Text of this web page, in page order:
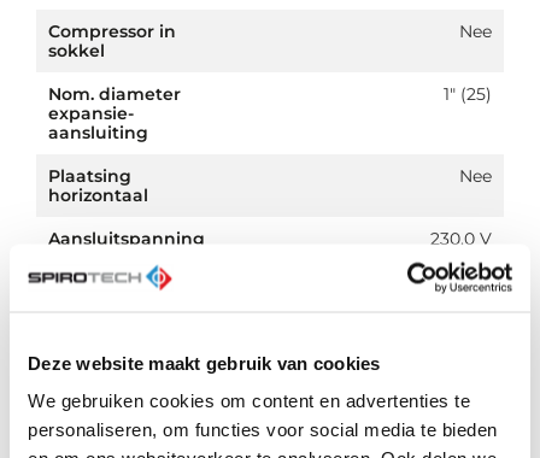
Deze website maakt gebruik van cookies
We gebruiken cookies om content en advertenties te
personaliseren, om functies voor social media te bieden
Compressor in
sokkel
Nee
Nom. diameter
expansie-
aansluiting
1" (25)
Plaatsing
horizontaal
Nee
Aansluitspanning
230.0 V
Compressieklasse
PN 10
Downloads